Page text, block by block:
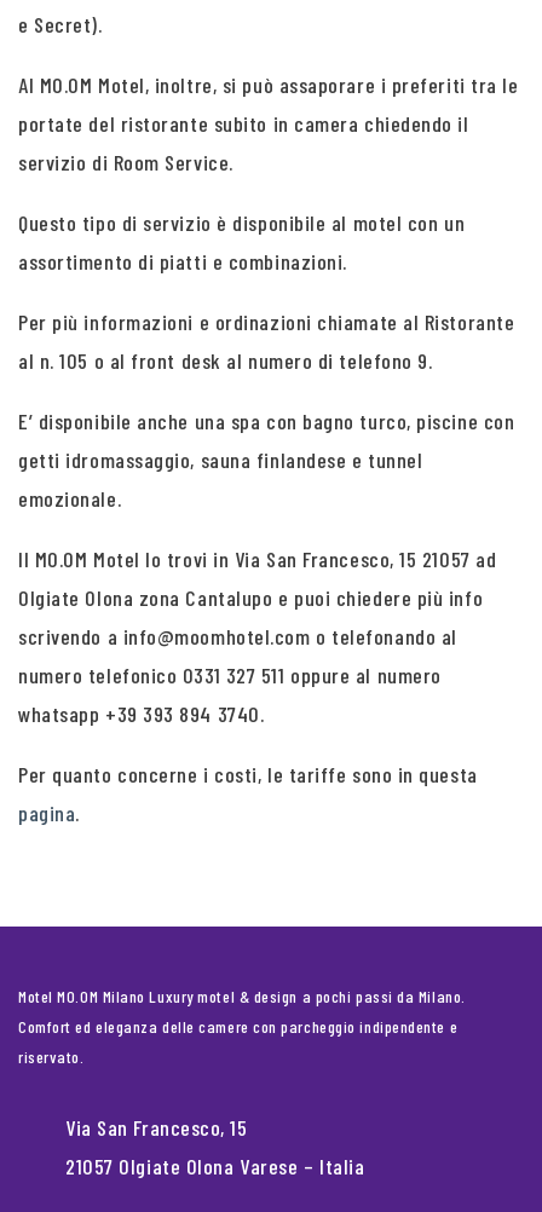
e Secret).
Al MO.OM Motel, inoltre, si può assaporare i preferiti tra le
portate del ristorante subito in camera chiedendo il
servizio di Room Service.
Questo tipo di servizio è disponibile al motel con un
assortimento di piatti e combinazioni.
Per più informazioni e ordinazioni chiamate al Ristorante
al n. 105 o al front desk al numero di telefono 9.
E’ disponibile anche una spa con bagno turco, piscine con
getti idromassaggio, sauna finlandese e tunnel
emozionale.
Il MO.OM Motel lo trovi in Via San Francesco, 15 21057 ad
Olgiate Olona zona Cantalupo e puoi chiedere più info
scrivendo a info@moomhotel.com o telefonando al
numero telefonico 0331 327 511 oppure al numero
whatsapp +39 393 894 3740.
Per quanto concerne i costi, le tariffe sono in questa
pagina.
Motel MO.OM Milano Luxury motel & design a pochi passi da Milano.
Comfort ed eleganza delle camere con parcheggio indipendente e
riservato.
Via San Francesco, 15
21057 Olgiate Olona Varese – Italia